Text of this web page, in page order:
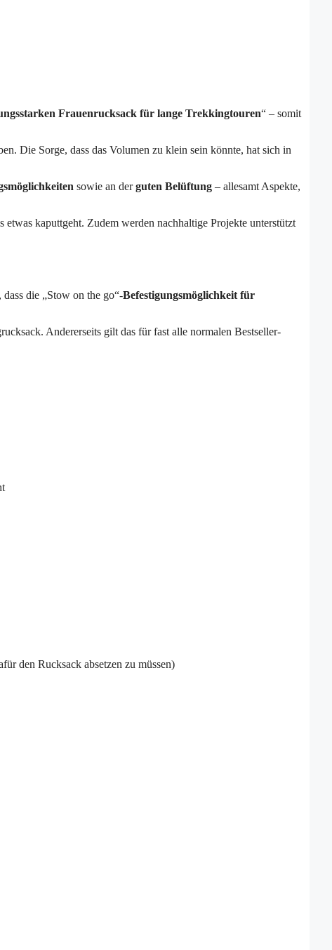
Frauenrucksack für lange Trekkingtouren“ – somit
Die Sorge, dass das Volumen zu klein sein könnte, hat sich in
sowie an derguten Belüftung – allesamt Aspekte,
kaputtgeht. Zudem werden nachhaltige Projekte unterstützt
die „Stow on the go“-Befestigungsmöglichkeit für
Andererseits gilt das für fast alle normalen Bestseller-
den Rucksack absetzen zu müssen)